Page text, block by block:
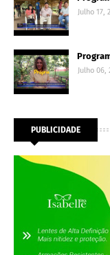
Julho 17,
Julho 06,
PUBLICIDADE